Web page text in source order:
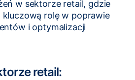
w sektorze retail, gdzie
rolę w poprawie
i optymalizacji
retail: